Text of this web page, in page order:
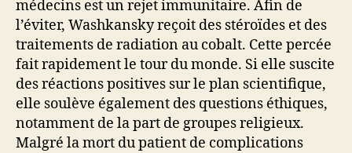
médecins est un rejet immunitaire. Afin de
l’éviter, Washkansky reçoit des stéroïdes et des
traitements de radiation au cobalt. Cette percée
fait rapidement le tour du monde. Si elle suscite
des réactions positives sur le plan scientifique,
elle soulève également des questions éthiques,
notamment de la part de groupes religieux.
Malgré la mort du patient de complications